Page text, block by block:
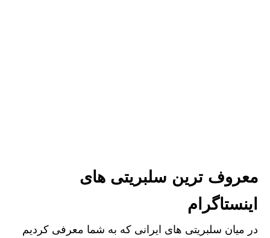
معروف ترین سلبریتی های
اینستاگرام
در میان سلبریتی های ایرانی که به شما معرفی کردیم